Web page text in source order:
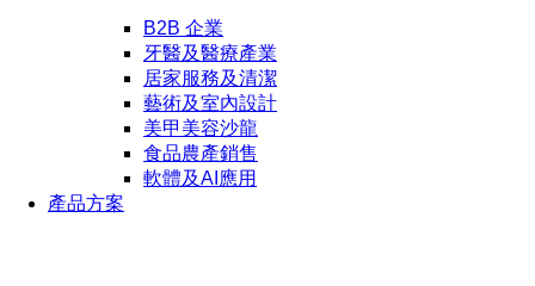
B2B 企業
牙醫及醫療產業
居家服務及清潔
藝術及室內設計
美甲美容沙龍
食品農產銷售
軟體及AI應用
產品方案